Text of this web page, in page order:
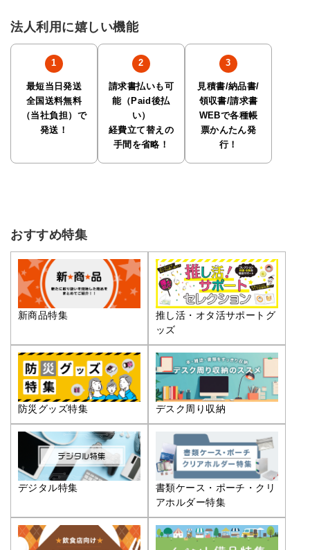
法人利用に嬉しい機能
最短当日発送
全国送料無料
（当社負担）で
発送！
請求書払いも可
能（Paid後払
い）
経費立て替えの
手間を省略！
見積書/納品書/
領収書/請求書
WEBで各種帳
票かんたん発
行！
おすすめ特集
新商品特集
推し活・オタ活サポートグ
ッズ
防災グッズ特集 デスク周り収納
デジタル特集
書類ケース・ポーチ・クリ
アホルダー特集